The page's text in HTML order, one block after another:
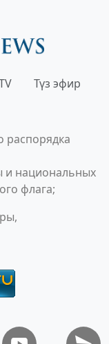
Түз эфир
распорядка
и национальных
флага;